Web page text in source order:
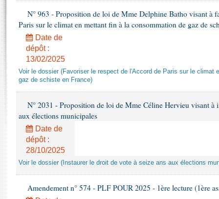
Projets de loi
Propositions de loi
Amendements
Textes adoptés
Rapports d'information
Rapports d'enquête
Rapports législatifs
Rapports sur l'application des lois
Baromètre de l’application des lois
Budget et sécurité sociale
Comptes rendus des débats
Juniors
Anciennes législatures
Liens vers les sites publics
Contacts et plan d'accès
Photos libres de droit
N° 963 - Proposition de loi de Mme Delphine Batho visant à
Paris sur le climat en mettant fin à la consommation de gaz de
Date de
dépôt :
13/02/2025
Voir le dossier (Favoriser le respect de l'Accord de Paris sur le climat
gaz de schiste en France)
N° 2031 - Proposition de loi de Mme Céline Hervieu visant à
aux élections municipales
Date de
dépôt :
28/10/2025
Voir le dossier (Instaurer le droit de vote à seize ans aux élections
Amendement n° 574 - PLF POUR 2025 - 1ère lecture (1ère